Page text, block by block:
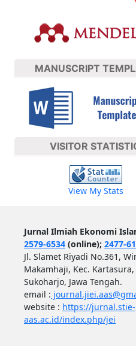
MANUSCRIPT
VISITOR
View My Stats
Jurnal Ilmiah Ekonomi
2579-6534(online); 2477-
Jl. Slamet Riyadi No.361,
Makamhaji, Kec.
Sukoharjo, Jawa Tengah.
email :
website : https://jurnal.stie-
aas.ac.id/index.php/jei